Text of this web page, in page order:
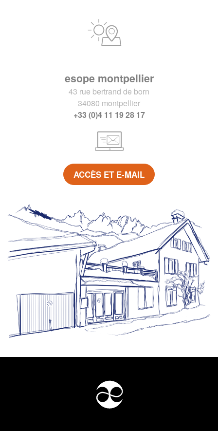
esope montpellier
43 rue bertrand de born
34080 montpellier
+33 (0)4 11 19 28 17
ACCÈS ET E-MAIL